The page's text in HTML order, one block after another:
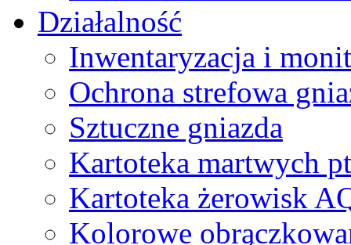
Działalność
Inwentaryzacja i
Ochrona strefowa
Sztuczne gniazda
Kartoteka martwych
Kartoteka żerowisk
Kolorowe